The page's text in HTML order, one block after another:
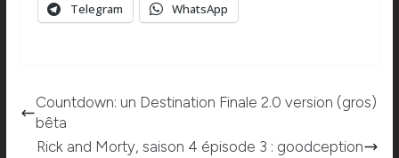
Telegram WhatsApp
Countdown: un Destination Finale 2.0 version (gros)
bêta
Rick and Morty, saison 4 épisode 3 : goodception